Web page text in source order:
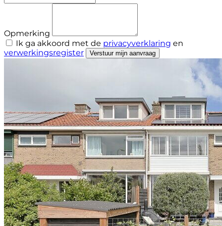
Opmerking
Ik ga akkoord met de privacyverklaring en
verwerkingsregister
Verstuur mijn aanvraag